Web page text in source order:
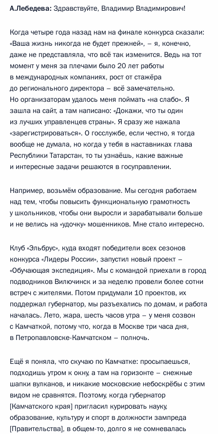
А.Лебедева: Здравствуйте, Владимир Владимирович!
Когда четыре года назад нам на финале конкурса сказали:
«Ваша жизнь никогда не будет прежней», – я, конечно,
даже не представляла, что всё так изменится. Ведь на тот
момент у меня за плечами было 20 лет работы
в международных компаниях, рост от стажёра
до регионального директора – всё замечательно.
Но организаторам удалось меня поймать «на слабо». Я
зашла на сайт, а там написано: «Докажи, что ты один
из лучших управленцев страны». Я сразу же нажала
«зарегистрироваться». О госслужбе, если честно, я тогда
вообще не думала, но когда у тебя в наставниках глава
Республики Татарстан, то ты узнаёшь, какие важные
и интересные задачи решаются в госуправлении.
Например, возьмём образование. Мы сегодня работаем
над тем, чтобы повысить функциональную грамотность
у школьников, чтобы они выросли и зарабатывали больше
и не велись на «удочку» мошенников. Мне стало интересно.
Клуб «Эльбрус», куда входят победители всех сезонов
конкурса «Лидеры России», запустил новый проект –
«Обучающая экспедиция». Мы с командой приехали в город
подводников Вилючинск и за неделю провели более сотни
встреч с жителями. Потом придумали 10 проектов, их
поддержал губернатор, мы разъехались по домам, и работа
началась. Лето, жара, шесть часов утра – у меня созвон
с Камчаткой, потому что, когда в Москве три часа дня,
в Петропавловске-Камчатском – полночь.
Ещё я поняла, что скучаю по Камчатке: просыпаешься,
подходишь утром к окну, а там на горизонте – снежные
шапки вулканов, и никакие московские небоскрёбы с этим
видом не сравнятся. Поэтому, когда губернатор
[Камчатского края] пригласил курировать науку,
образование, культуру и спорт в должности зампреда
[Правительства], в общем-то, долго я не сомневалась